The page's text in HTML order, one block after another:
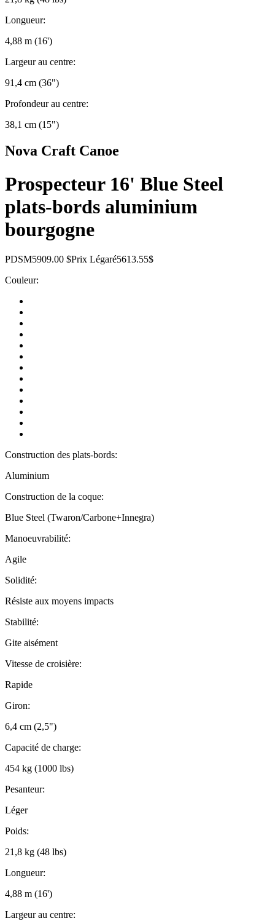
Longueur:
4,88 m (16')
Largeur au centre:
91,4 cm (36")
Profondeur au centre:
38,1 cm (15")
Nova Craft Canoe
Prospecteur 16' Blue Steel
plats-bords aluminium
bourgogne
PDSM5909.00 $Prix Légaré5613.55$
Couleur:
Construction des plats-bords:
Aluminium
Construction de la coque:
Blue Steel (Twaron/Carbone+Innegra)
Manoeuvrabilité:
Agile
Solidité:
Résiste aux moyens impacts
Stabilité:
Gite aisément
Vitesse de croisière:
Rapide
Giron:
6,4 cm (2,5")
Capacité de charge:
454 kg (1000 lbs)
Pesanteur:
Léger
Poids:
21,8 kg (48 lbs)
Longueur:
4,88 m (16')
Largeur au centre: